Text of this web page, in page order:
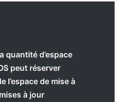
quantité d’espace
peut réserver
l’espace de mise à
à jour